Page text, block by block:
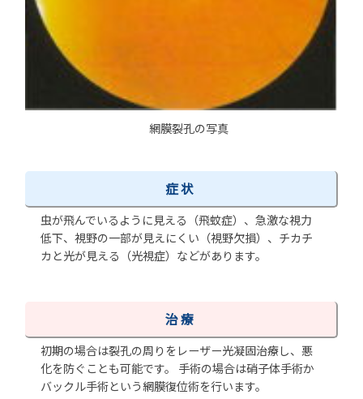
網膜裂孔の写真
症状
虫が飛んでいるように見える（飛蚊症）、急激な視力
低下、視野の一部が見えにくい（視野欠損）、チカチ
カと光が見える（光視症）などがあります。
治療
初期の場合は裂孔の周りをレーザー光凝固治療し、悪
化を防ぐことも可能です。 手術の場合は硝子体手術か
バックル手術という網膜復位術を行います。